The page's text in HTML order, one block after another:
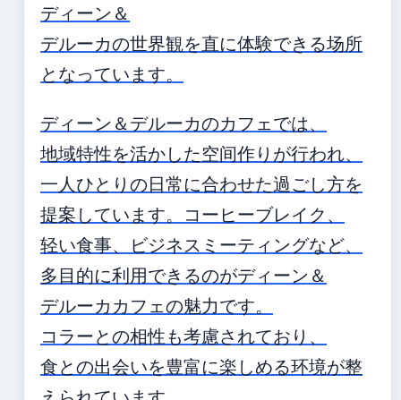
ディーン＆
デルーカの世界観を直に体験できる场所
となっています。
ディーン＆デルーカのカフェでは、
地域特性を活かした空间作りが行われ、
一人ひとりの日常に合わせた過ごし方を
提案しています。コーヒーブレイク、
轻い食事、ビジネスミーティングなど、
多目的に利用できるのがディーン＆
デルーカカフェの魅力です。
コラーとの相性も考慮されており、
食との出会いを豊富に楽しめる环境が整